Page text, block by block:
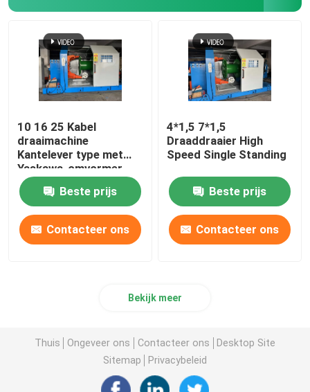
10 16 25 Kabel
draaimachine
Kantelever type met
Yaskawa-omvormer
Beste prijs
Contacteer ons
4*1,5 7*1,5
Draaddraaier High
Speed Single Standing
Beste prijs
Contacteer ons
Bekijk meer
Thuis Ongeveer ons Contacteer ons
Desktop Site
Sitemap
Privacybeleid